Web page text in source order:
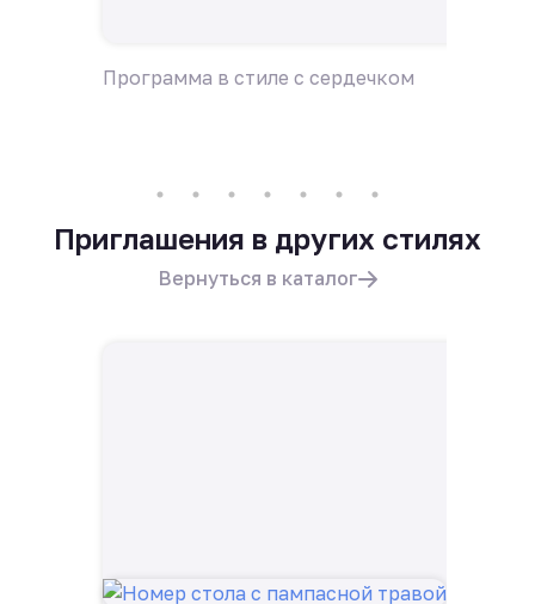
Программа в стиле с сердечком
Приглашения в других стилях
Вернуться в каталог